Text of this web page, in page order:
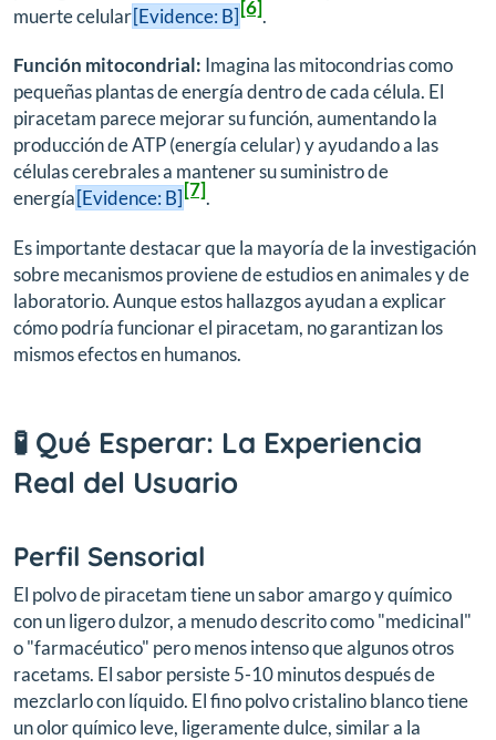
muerte celular[Evidence: B][6].
Función mitocondrial: Imagina las mitocondrias como
pequeñas plantas de energía dentro de cada célula. El
piracetam parece mejorar su función, aumentando la
producción de ATP (energía celular) y ayudando a las
células cerebrales a mantener su suministro de
energía[Evidence: B][7].
Es importante destacar que la mayoría de la investigación
sobre mecanismos proviene de estudios en animales y de
laboratorio. Aunque estos hallazgos ayudan a explicar
cómo podría funcionar el piracetam, no garantizan los
mismos efectos en humanos.
🧪 Qué Esperar: La Experiencia
Real del Usuario
Perfil Sensorial
El polvo de piracetam tiene un sabor amargo y químico
con un ligero dulzor, a menudo descrito como "medicinal"
o "farmacéutico" pero menos intenso que algunos otros
racetams. El sabor persiste 5-10 minutos después de
mezclarlo con líquido. El fino polvo cristalino blanco tiene
un olor químico leve, ligeramente dulce, similar a la